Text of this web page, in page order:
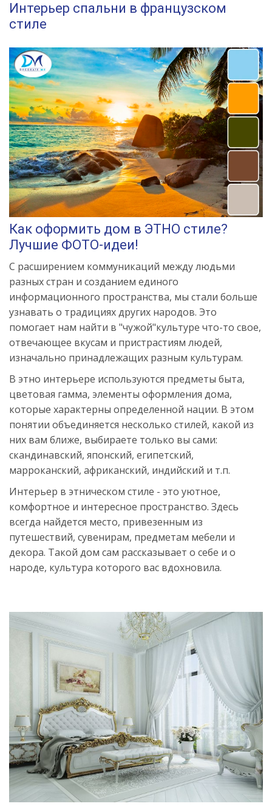
Интерьер спальни в французском
стиле
Как оформить дом в ЭТНО стиле?
Лучшие ФОТО-идеи!
С расширением коммуникаций между людьми
разных стран и созданием единого
информационного пространства, мы стали больше
узнавать о традициях других народов. Это
помогает нам найти в "чужой"культуре что-то свое,
отвечающее вкусам и пристрастиям людей,
изначально принадлежащих разным культурам.
В этно интерьере используются предметы быта,
цветовая гамма, элементы оформления дома,
которые характерны определенной нации. В этом
понятии объединяется несколько стилей, какой из
них вам ближе, выбираете только вы сами:
скандинавский, японский, египетский,
марроканский, африканский, индийский и т.п.
Интерьер в этническом стиле - это уютное,
комфортное и интересное пространство. Здесь
всегда найдется место, привезенным из
путешествий, сувенирам, предметам мебели и
декора. Такой дом сам рассказывает о себе и о
народе, культура которого вас вдохновила.
Источник: https://womanadvice.ru/etno-
tonkosti-
dlya-
oformleniya-
dizayna